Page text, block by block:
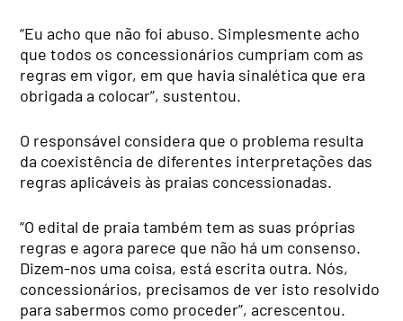
“Eu acho que não foi abuso. Simplesmente acho
que todos os concessionários cumpriam com as
regras em vigor, em que havia sinalética que era
obrigada a colocar”, sustentou.
O responsável considera que o problema resulta
da coexistência de diferentes interpretações das
regras aplicáveis às praias concessionadas.
“O edital de praia também tem as suas próprias
regras e agora parece que não há um consenso.
Dizem-nos uma coisa, está escrita outra. Nós,
concessionários, precisamos de ver isto resolvido
para sabermos como proceder”, acrescentou.